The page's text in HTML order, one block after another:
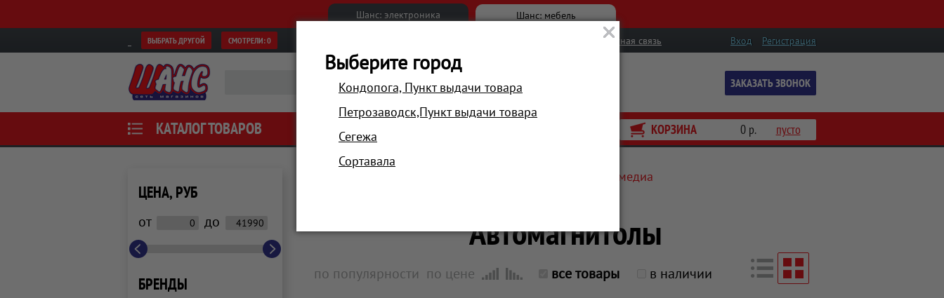
Шанс: электроника Шанс: мебель
ВЫБРАТЬ ДРУГОЙ СМОТРЕЛИ:0 Вход Регистрация
Обратная связь
ЗАКАЗАТЬ ЗВОНОК
КАТАЛОГ ТОВАРОВ АКЦИИ КОРЗИНА 0 р. пусто
ЦЕНА, РУБ
от до
БРЕНДЫ
Автозвук, мультимедиа
Автомагнитолы
по популярности по цене все товары в наличии
Выберите город
Кондопога, Пункт выдачи товара
Петрозаводск,Пункт выдачи товара
Сегежа
Сортавала